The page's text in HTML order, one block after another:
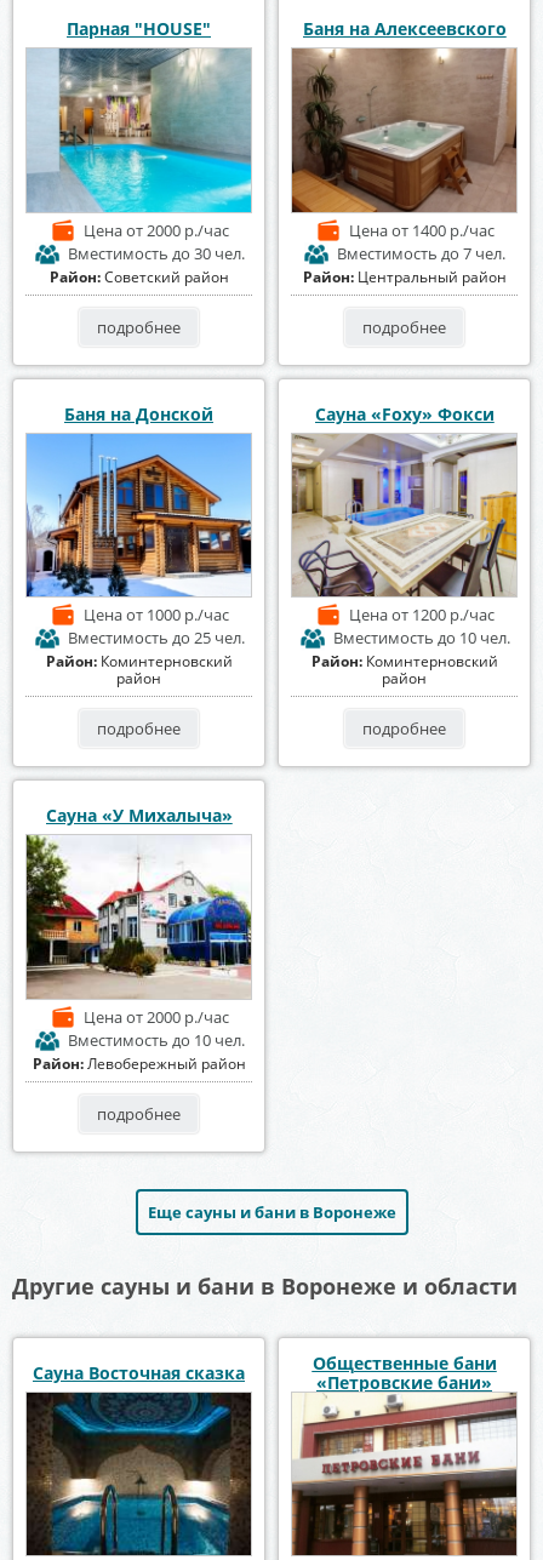
Парная "HOUSE"
Ценаот 2000 р./час
Вместимость до 30 чел.
Район:Советский район
подробнее
Баня на Алексеевского
Ценаот 1400 р./час
Вместимость до 7 чел.
Район: Центральный район
подробнее
Баня на Донской
Ценаот 1000 р./час
Вместимость до 25 чел.
Район: Коминтерновский
район
подробнее
Сауна «Foxy» Фокси
Ценаот 1200 р./час
Вместимость до 10 чел.
Район: Коминтерновский
район
подробнее
Сауна «У Михалыча»
Ценаот 2000 р./час
Вместимость до 10 чел.
Район:Левобережный район
подробнее
Еще сауны и бани в Воронеже
Другие сауны и бани в Воронеже и области
Сауна Восточная сказка
Общественные бани
«Петровские бани»